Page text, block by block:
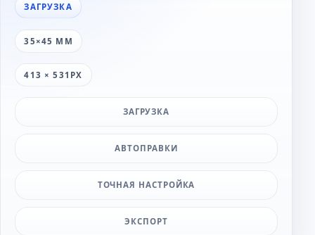
ЗАГРУЗКА
35×45 ММ
413 × 531PX
ЗАГРУЗКА
АВТОПРАВКИ
ТОЧНАЯ НАСТРОЙКА
ЭКСПОРТ